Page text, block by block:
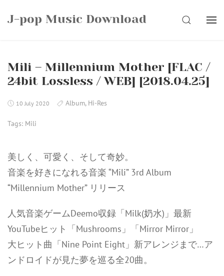
J-pop Music Download SEARCH
Mili – Millennium Mother [FLAC /
24bit Lossless / WEB] [2018.04.25]
10 July 2020 Album, Hi-Res
Tags: Mili
美しく、可愛く、そして奇妙。
音楽を好きになれる音楽 “Mili” 3rd Album
“Millennium Mother” リリース
人気音楽ゲームDeemo収録「Milk(奶水)」最新
YouTubeヒット「Mushrooms」「Mirror Mirror」
大ヒット曲「Nine Point Eight」新アレンジまで…ア
ンドロイドが見た夢を巡る全20曲。